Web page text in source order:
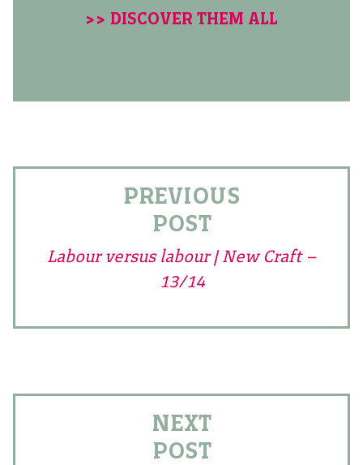
>> DISCOVER THEM ALL
PREVIOUS
POST
Labour versus labour | New Craft –
13/14
NEXT
POST